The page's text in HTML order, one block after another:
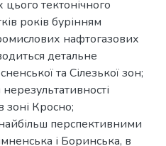
цього тектонічного
років бурінням
нафтогазових
детальне
та Сілезької зон;
зоні Кросно;
перспективними
і Боринська, в